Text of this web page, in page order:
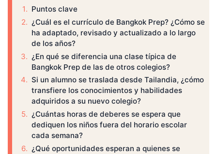
Puntos clave
¿Cuál es el currículo de Bangkok Prep? ¿Cómo se
ha adaptado, revisado y actualizado a lo largo
de los años?
¿En qué se diferencia una clase típica de
Bangkok Prep de las de otros colegios?
Si un alumno se traslada desde Tailandia, ¿cómo
transfiere los conocimientos y habilidades
adquiridos a su nuevo colegio?
¿Cuántas horas de deberes se espera que
dediquen los niños fuera del horario escolar
cada semana?
¿Qué oportunidades esperan a quienes se